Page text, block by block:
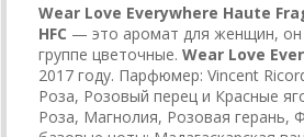
Wear Love Everywhere Haute
HFC — это аромат для женщин, он
группе цветочные. Wear Love
2017 году. Парфюмер: Vincent
Роза, Розовый перец и Красные
Роза, Магнолия, Розовая герань,